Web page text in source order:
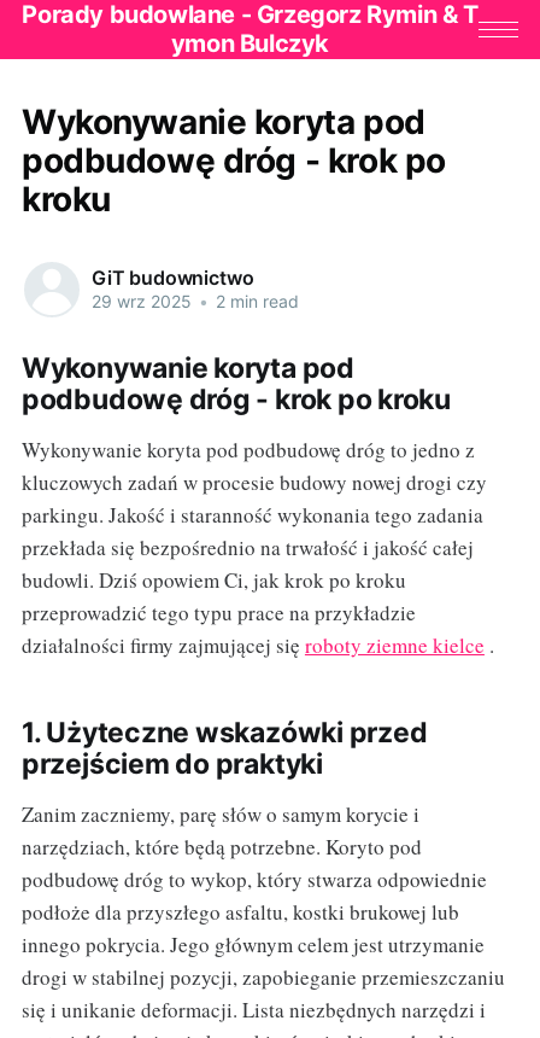
Porady budowlane - Grzegorz Rymin & T
ymon Bulczyk
Wykonywanie koryta pod
podbudowę dróg - krok po
kroku
GiT budownictwo
29 wrz 2025 • 2 min read
Wykonywanie koryta pod
podbudowę dróg - krok po kroku
Wykonywanie koryta pod podbudowę dróg to jedno z
kluczowych zadań w procesie budowy nowej drogi czy
parkingu. Jakość i staranność wykonania tego zadania
przekłada się bezpośrednio na trwałość i jakość całej
budowli. Dziś opowiem Ci, jak krok po kroku
przeprowadzić tego typu prace na przykładzie
działalności firmy zajmującej się roboty ziemne kielce .
1. Użyteczne wskazówki przed
przejściem do praktyki
Zanim zaczniemy, parę słów o samym korycie i
narzędziach, które będą potrzebne. Koryto pod
podbudowę dróg to wykop, który stwarza odpowiednie
podłoże dla przyszłego asfaltu, kostki brukowej lub
innego pokrycia. Jego głównym celem jest utrzymanie
drogi w stabilnej pozycji, zapobieganie przemieszczaniu
się i unikanie deformacji. Lista niezbędnych narzędzi i